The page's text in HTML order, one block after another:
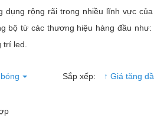
rộng rãi trong nhiều lĩnh vực
bộ từ các thương hiệu hàng đầu như:
led.
Sắp xếp: ↑ Giá tăng